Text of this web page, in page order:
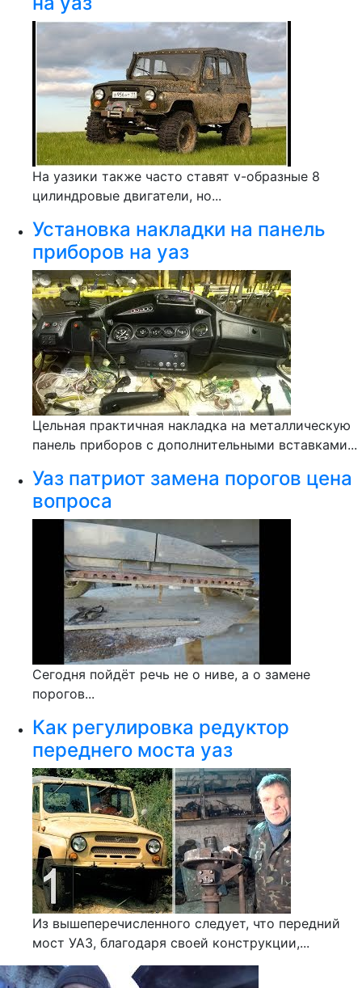
На уазики также часто ставят v-образные 8
цилиндровые двигатели, но...
Установка накладки на панель
приборов на уаз
Цельная практичная накладка на металлическую
панель приборов с дополнительными вставками...
Уаз патриот замена порогов цена
вопроса
Сегодня пойдёт речь не о ниве, а о замене
порогов...
Как регулировка редуктор
переднего моста уаз
Из вышеперечисленного следует, что передний
мост УАЗ, благодаря своей конструкции,...